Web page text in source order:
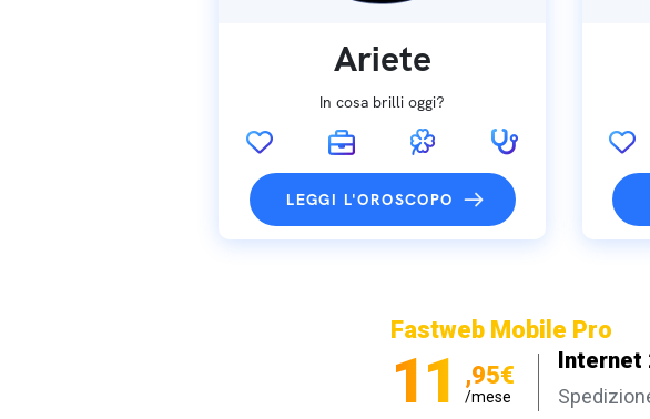
Ariete
In cosa brilli oggi?
LEGGI L'OROSCOPO
Fastweb Mobile Pro
11 ,95€
/mese
Internet